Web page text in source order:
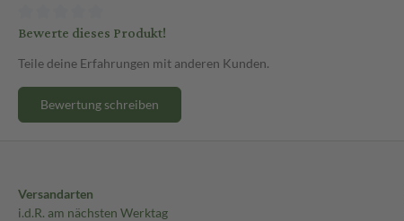
Bewerte dieses Produkt!
Teile deine Erfahrungen mit anderen Kunden.
Bewertung schreiben
Versandarten
i.d.R. am nächsten Werktag